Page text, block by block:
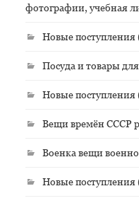
фотографии, учебная
Новые поступления
Посуда и товары
Новые поступления
Вещи времён СССР
Военка вещи
Новые поступления